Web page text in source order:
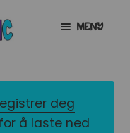
MENY
deg
å laste ned